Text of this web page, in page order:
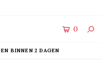
0
BINNEN 2 DAGEN